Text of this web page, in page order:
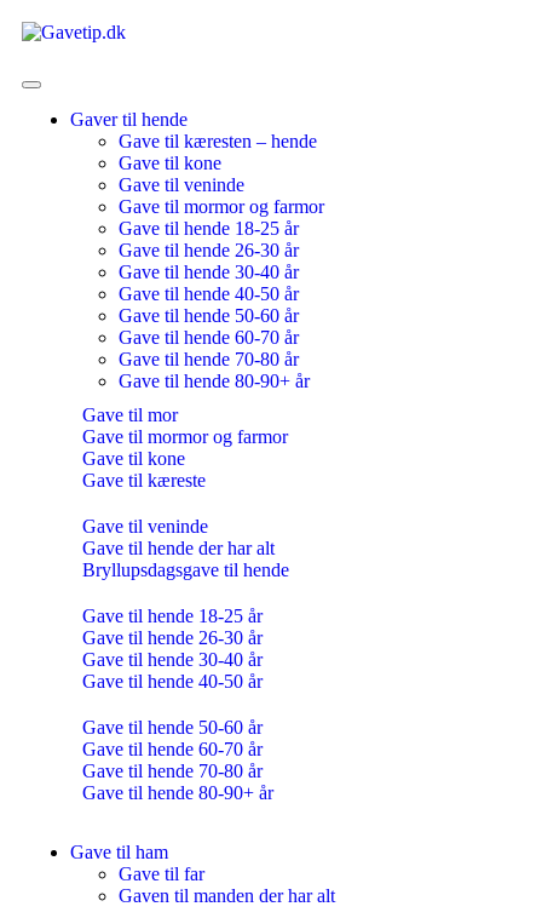
Gaver til hende
Gave til kæresten – hende
Gave til kone
Gave til veninde
Gave til mormor og farmor
Gave til hende 18-25 år
Gave til hende 26-30 år
Gave til hende 30-40 år
Gave til hende 40-50 år
Gave til hende 50-60 år
Gave til hende 60-70 år
Gave til hende 70-80 år
Gave til hende 80-90+ år
Gave til mor
Gave til mormor og farmor
Gave til kone
Gave til kæreste
Gave til veninde
Gave til hende der har alt
Bryllupsdagsgave til hende
Gave til hende 18-25 år
Gave til hende 26-30 år
Gave til hende 30-40 år
Gave til hende 40-50 år
Gave til hende 50-60 år
Gave til hende 60-70 år
Gave til hende 70-80 år
Gave til hende 80-90+ år
Gave til ham
Gave til far
Gaven til manden der har alt